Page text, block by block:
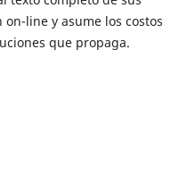
line y asume los costos
que propaga.